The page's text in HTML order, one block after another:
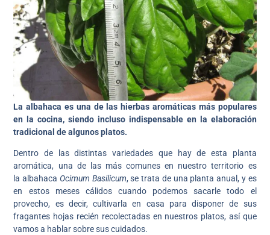
La albahaca es una de las hierbas aromáticas más populares
en la cocina, siendo incluso indispensable en la elaboración
tradicional de algunos platos.
Dentro de las distintas variedades que hay de esta planta
aromática, una de las más comunes en nuestro territorio es
la albahaca Ocimum Basilicum, se trata de una planta anual, y es
en estos meses cálidos cuando podemos sacarle todo el
provecho, es decir, cultivarla en casa para disponer de sus
fragantes hojas recién recolectadas en nuestros platos, así que
vamos a hablar sobre sus cuidados.